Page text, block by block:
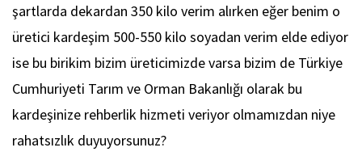
şartlarda dekardan 350 kilo verim alırken eğer benim o
üretici kardeşim 500-550 kilo soyadan verim elde ediyor
ise bu birikim bizim üreticimizde varsa bizim de Türkiye
Cumhuriyeti Tarım ve Orman Bakanlığı olarak bu
kardeşinize rehberlik hizmeti veriyor olmamızdan niye
rahatsızlık duyuyorsunuz?